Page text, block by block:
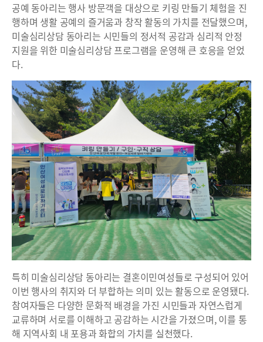
공예 동아리는 행사 방문객을 대상으로 키링 만들기 체험을 진
행하며 생활 공예의 즐거움과 창작 활동의 가치를 전달했으며,
미술심리상담 동아리는 시민들의 정서적 공감과 심리적 안정
지원을 위한 미술심리상담 프로그램을 운영해 큰 호응을 얻었
다.
특히 미술심리상담 동아리는 결혼이민여성들로 구성되어 있어
이번 행사의 취지와 더 부합하는 의미 있는 활동으로 운영됐다.
참여자들은 다양한 문화적 배경을 가진 시민들과 자연스럽게
교류하며 서로를 이해하고 공감하는 시간을 가졌으며, 이를 통
해 지역사회 내 포용과 화합의 가치를 실천했다.